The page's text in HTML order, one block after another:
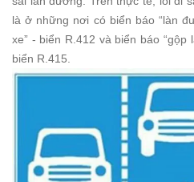
là ở những nơi có biển báo “làn
xe” - biển R.412 và biển báo
biển R.415.